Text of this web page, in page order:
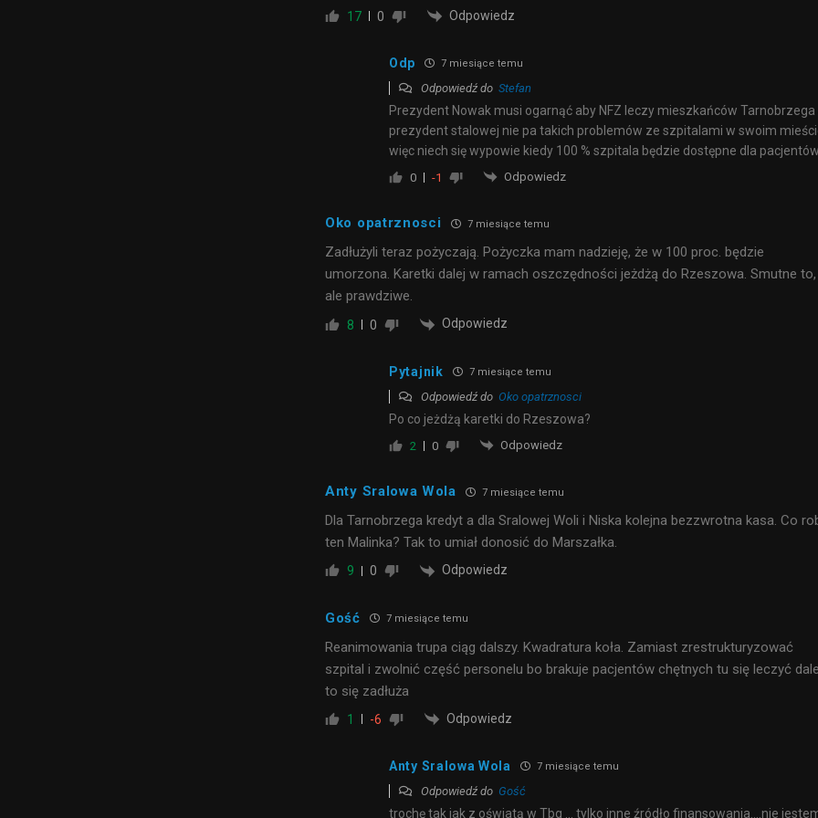
17 0 Odpowiedz
Odp 7 miesiące temu
Odpowiedź do Stefan
Prezydent Nowak musi ogarnąć aby NFZ leczy mieszkańców Tarnobrzega
prezydent stalowej nie pa takich problemów ze szpitalami w swoim
więc niech się wypowie kiedy 100 % szpitala będzie dostępne dla pacjentów
0 -1 Odpowiedz
Oko opatrznosci 7 miesiące temu
Zadłużyli teraz pożyczają. Pożyczka mam nadzieję, że w 100 proc. będzie
umorzona. Karetki dalej w ramach oszczędności jeżdżą do Rzeszowa. Smutne to,
ale prawdziwe.
8 0 Odpowiedz
Pytajnik 7 miesiące temu
Odpowiedź do Oko opatrznosci
Po co jeżdżą karetki do Rzeszowa?
2 0 Odpowiedz
Anty Sralowa Wola 7 miesiące temu
Dla Tarnobrzega kredyt a dla Sralowej Woli i Niska kolejna bezzwrotna kasa. Co
ten Malinka? Tak to umiał donosić do Marszałka.
9 0 Odpowiedz
Gość 7 miesiące temu
Reanimowania trupa ciąg dalszy. Kwadratura koła. Zamiast zrestrukturyzować
szpital i zwolnić część personelu bo brakuje pacjentów chętnych tu się leczyć
to się zadłuża
1 -6 Odpowiedz
Anty Sralowa Wola 7 miesiące temu
Odpowiedź do Gość
trochę tak jak z oświatą w Tbg … tylko inne źródło finansowania….nie